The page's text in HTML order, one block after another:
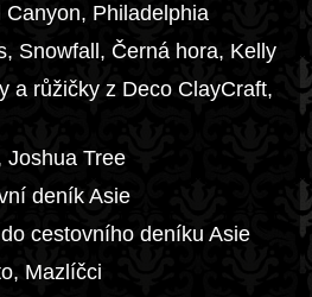
Philadelphia
Snowfall, Černá hora, Kelly
a růžičky z Deco ClayCraft,
Joshua Tree
deník Asie
cestovního deníku Asie
Mazlíčci